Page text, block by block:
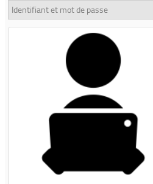
Identifiant et mot de passe